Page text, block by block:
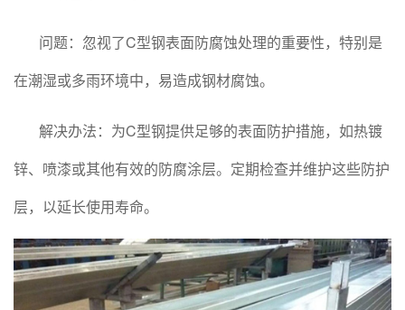
问题：忽视了C型钢表面防腐蚀处理的重要性，特别是
在潮湿或多雨环境中，易造成钢材腐蚀。
解决办法：为C型钢提供足够的表面防护措施，如热镀
锌、喷漆或其他有效的防腐涂层。定期检查并维护这些防护
层，以延长使用寿命。